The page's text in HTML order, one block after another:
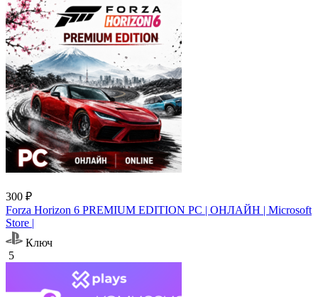
300 ₽
Forza Horizon 6 PREMIUM EDITION PC | ОНЛАЙН | Microsoft
Store |
Ключ
5